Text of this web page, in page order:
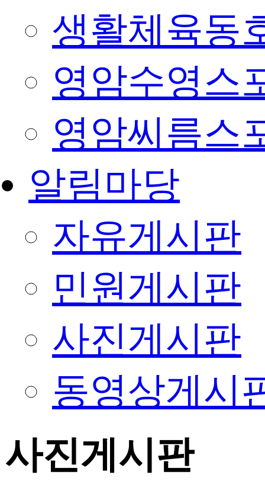
생활체육동
영암수영스
영암씨름스
알림마당
자유게시판
민원게시판
사진게시판
동영상게시
사진게시판